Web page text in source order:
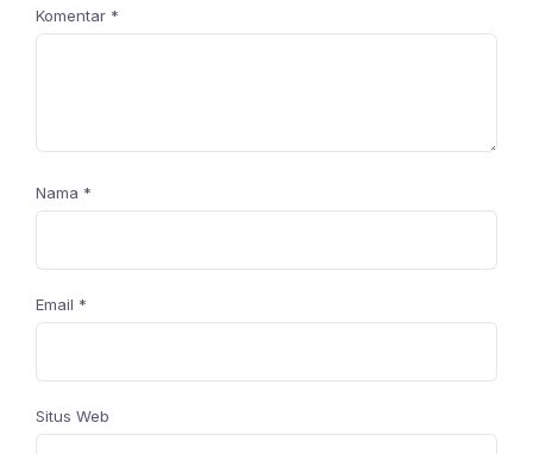
Komentar *
Nama *
Email *
Situs Web